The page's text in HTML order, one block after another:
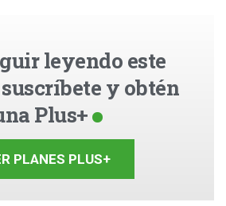
leyendo este
y obtén
Plus+
PLANES PLUS+